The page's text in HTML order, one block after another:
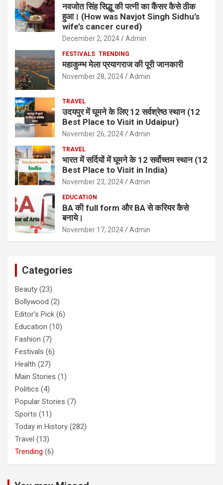
नवजोत सिंह सिद्धू की पत्नी का कैंसर कैसे ठीक
हुआ। (How was Navjot Singh Sidhu’s
wife’s cancer cured)
December 2, 2024 Admin
FESTIVALS TRENDING
महाकुम्भ मेला प्रयागराज की पूरी जानकारी
November 28, 2024 Admin
TRAVEL
उदयपुर में घूमने के लिए 12 सर्वश्रेष्ठ स्थान (12
Best Place to Visit in Udaipur)
November 26, 2024 Admin
TRAVEL
भारत में सर्दियों में घूमने के 12 सर्वोच्तम स्थान (12
Best Place to Visit in India)
November 23, 2024 Admin
EDUCATION
BA की full form और BA से करियर कैसे
बनाये।
November 17, 2024 Admin
Categories
Beauty (23)
Bollywood (2)
Editor's Pick (6)
Education (10)
Fashion (7)
Festivals (6)
Health (27)
Main Stories (1)
Politics (4)
Popular Stories (7)
Sports (11)
Today in History (282)
Travel (13)
Trending (6)